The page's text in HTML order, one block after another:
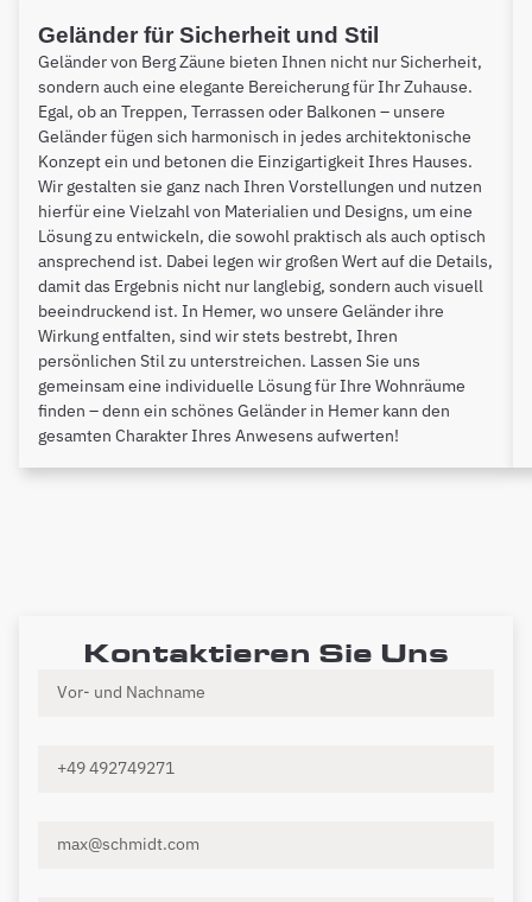
Geländer für Sicherheit und Stil
Geländer von Berg Zäune bieten Ihnen nicht nur Sicherheit,
sondern auch eine elegante Bereicherung für Ihr Zuhause.
Egal, ob an Treppen, Terrassen oder Balkonen – unsere
Geländer fügen sich harmonisch in jedes architektonische
Konzept ein und betonen die Einzigartigkeit Ihres Hauses.
Wir gestalten sie ganz nach Ihren Vorstellungen und nutzen
hierfür eine Vielzahl von Materialien und Designs, um eine
Lösung zu entwickeln, die sowohl praktisch als auch optisch
ansprechend ist. Dabei legen wir großen Wert auf die Details,
damit das Ergebnis nicht nur langlebig, sondern auch visuell
beeindruckend ist. In Hemer, wo unsere Geländer ihre
Wirkung entfalten, sind wir stets bestrebt, Ihren
persönlichen Stil zu unterstreichen. Lassen Sie uns
gemeinsam eine individuelle Lösung für Ihre Wohnräume
finden – denn ein schönes Geländer in Hemer kann den
gesamten Charakter Ihres Anwesens aufwerten!
Kontaktieren Sie Uns